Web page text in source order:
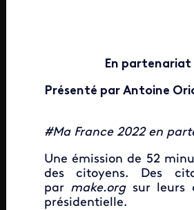
En partenariat
Présenté par Antoine
#Ma France 2022 en
Une émission de 52
des citoyens. Des
par make.orgsur leurs
présidentielle.